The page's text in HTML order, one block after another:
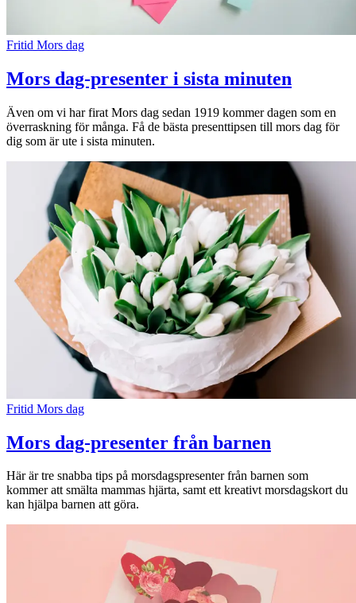
Fritid Mors dag
Mors dag-presenter i sista minuten
Även om vi har firat Mors dag sedan 1919 kommer dagen som en
överraskning för många. Få de bästa presenttipsen till mors dag för
dig som är ute i sista minuten.
Fritid Mors dag
Mors dag-presenter från barnen
Här är tre snabba tips på morsdagspresenter från barnen som
kommer att smälta mammas hjärta, samt ett kreativt morsdagskort du
kan hjälpa barnen att göra.